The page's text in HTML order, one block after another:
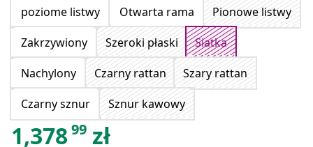
poziome listwy
Otwarta rama
Pionowe listwy
Zakrzywiony
Szeroki płaski
Siatka
Nachylony
Czarny rattan
Szary rattan
Czarny sznur
Sznur kawowy
1,37899 zł